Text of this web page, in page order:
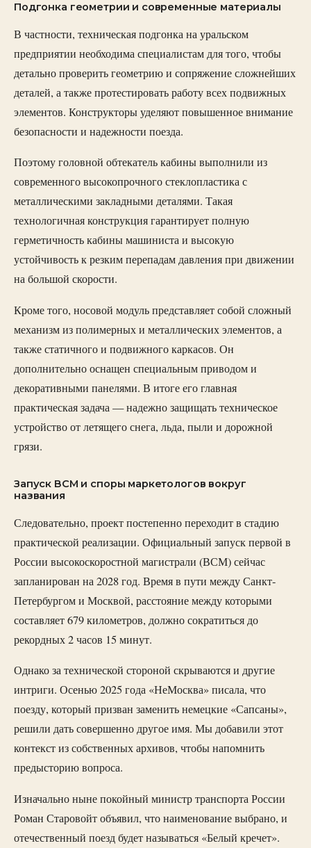
Подгонка геометрии и современные материалы
В частности, техническая подгонка на уральском
предприятии необходима специалистам для того, чтобы
детально проверить геометрию и сопряжение сложнейших
деталей, а также протестировать работу всех подвижных
элементов. Конструкторы уделяют повышенное внимание
безопасности и надежности поезда.
Поэтому головной обтекатель кабины выполнили из
современного высокопрочного стеклопластика с
металлическими закладными деталями. Такая
технологичная конструкция гарантирует полную
герметичность кабины машиниста и высокую
устойчивость к резким перепадам давления при движении
на большой скорости.
Кроме того, носовой модуль представляет собой сложный
механизм из полимерных и металлических элементов, а
также статичного и подвижного каркасов. Он
дополнительно оснащен специальным приводом и
декоративными панелями. В итоге его главная
практическая задача — надежно защищать техническое
устройство от летящего снега, льда, пыли и дорожной
грязи.
Запуск ВСМ и споры маркетологов вокруг
названия
Следовательно, проект постепенно переходит в стадию
практической реализации. Официальный запуск первой в
России высокоскоростной магистрали (ВСМ) сейчас
запланирован на 2028 год. Время в пути между Санкт-
Петербургом и Москвой, расстояние между которыми
составляет 679 километров, должно сократиться до
рекордных 2 часов 15 минут.
Однако за технической стороной скрываются и другие
интриги. Осенью 2025 года «НеМосква» писала, что
поезду, который призван заменить немецкие «Сапсаны»,
решили дать совершенно другое имя. Мы добавили этот
контекст из собственных архивов, чтобы напомнить
предысторию вопроса.
Изначально ныне покойный министр транспорта России
Роман Старовойт объявил, что наименование выбрано, и
отечественный поезд будет называться «Белый кречет».